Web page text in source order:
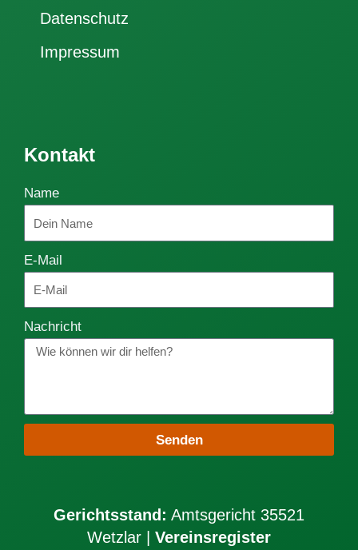
Datenschutz
Impressum
Kontakt
Name
E-Mail
Nachricht
Senden
Gerichtsstand: Amtsgericht 35521
Wetzlar | Vereinsregister